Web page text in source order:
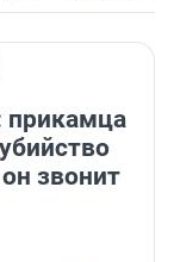
прикамца
звонит